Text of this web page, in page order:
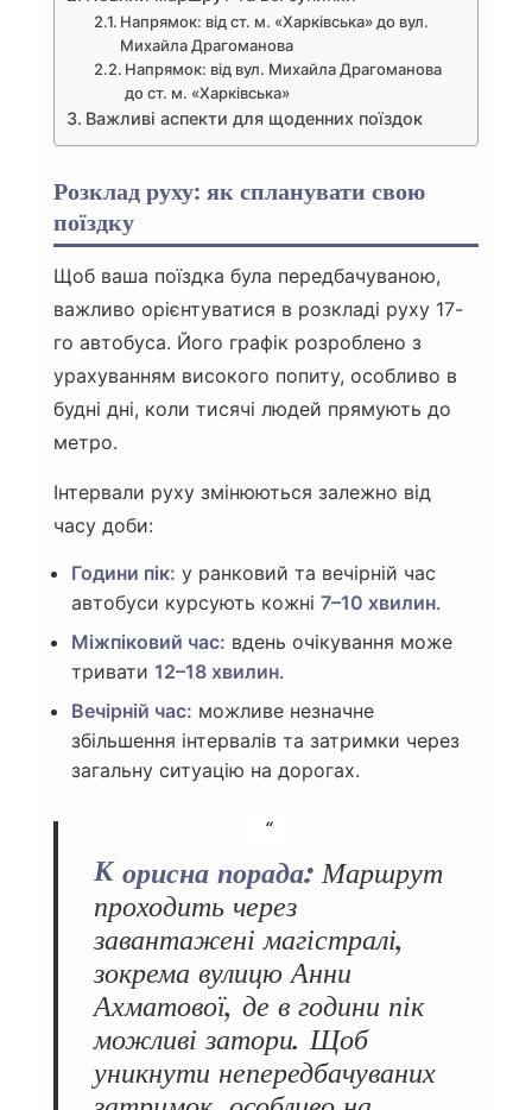
Напрямок: від ст. м. «Харківська» до вул.
Михайла Драгоманова
Напрямок: від вул. Михайла Драгоманова
до ст. м. «Харківська»
Важливі аспекти для щоденних поїздок
Розклад руху: як спланувати свою
поїздку
Щоб ваша поїздка була передбачуваною,
важливо орієнтуватися в розкладі руху 17-
го автобуса. Його графік розроблено з
урахуванням високого попиту, особливо в
будні дні, коли тисячі людей прямують до
метро.
Інтервали руху змінюються залежно від
часу доби:
Години пік: у ранковий та вечірній час
автобуси курсують кожні 7–10 хвилин.
Міжпіковий час: вдень очікування може
тривати 12–18 хвилин.
Вечірній час: можливе незначне
збільшення інтервалів та затримки через
загальну ситуацію на дорогах.
Корисна порада: Маршрут
проходить через
завантажені магістралі,
зокрема вулицю Анни
Ахматової, де в години пік
можливі затори. Щоб
уникнути непередбачуваних